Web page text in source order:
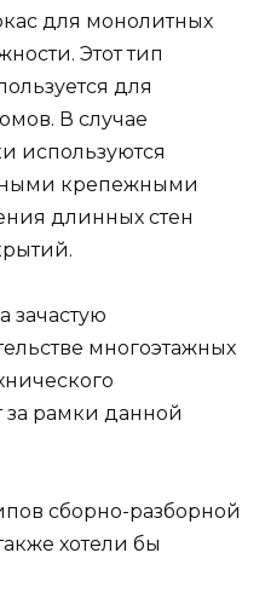
для монолитных
Этот тип
для
В случае
используются
крепежными
длинных стен
зачастую
многоэтажных
за рамки данной
сборно-разборной
хотели бы